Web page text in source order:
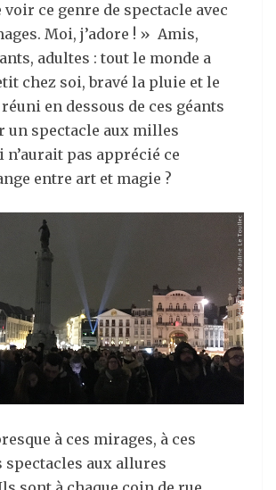
voir ce genre de spectacle avec
Moi, j’adore ! » Amis,
adultes : tout le monde a
chez soi, bravé la pluie et le
en dessous de ces géants
un spectacle aux milles
n’aurait pas apprécié ce
entre art et magie ?
à ces mirages, à ces
spectacles aux allures